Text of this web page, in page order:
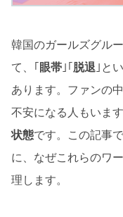
韓国のガールズグル
て、｢ 眼帯 ｣｢ 脱退 ｣と
あります。ファンの
不安になる人もいま
状態です。この記事で
に、なぜこれらのワ
理します。